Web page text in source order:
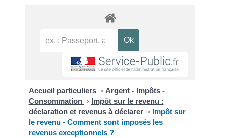
Accueil particuliers > Argent - Impôts -
Consommation > Impôt sur le revenu :
déclaration et revenus à déclarer > Impôt sur
le revenu - Comment sont imposés les
revenus exceptionnels ?